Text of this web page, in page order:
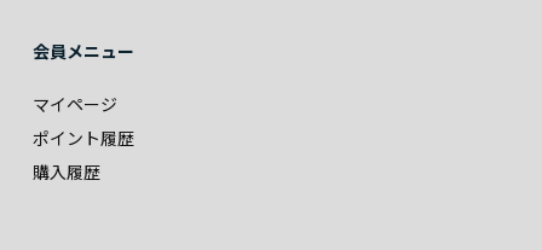
会員メニュー
マイページ
ポイント履歴
購入履歴